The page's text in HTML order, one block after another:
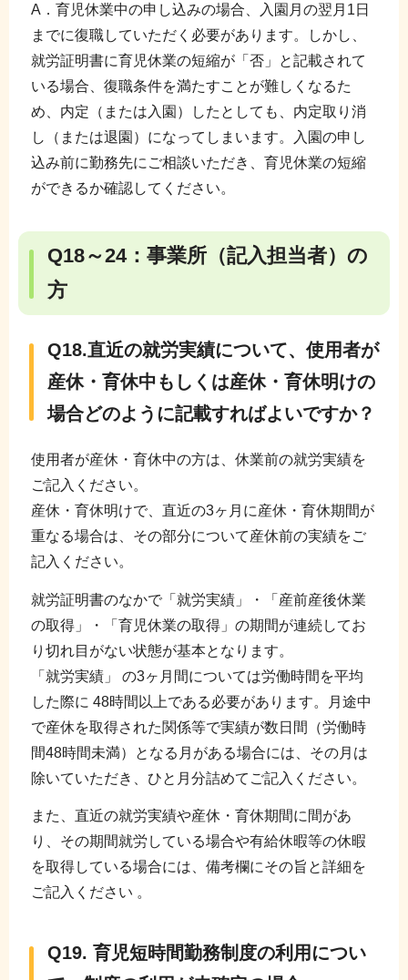
A．育児休業中の申し込みの場合、入園月の翌月1日
までに復職していただく必要があります。しかし、
就労証明書に育児休業の短縮が「否」と記載されて
いる場合、復職条件を満たすことが難しくなるた
め、内定（または入園）したとしても、内定取り消
し（または退園）になってしまいます。入園の申し
込み前に勤務先にご相談いただき、育児休業の短縮
ができるか確認してください。
Q18～24：事業所（記入担当者）の
方
Q18.直近の就労実績について、使用者が
産休・育休中もしくは産休・育休明けの
場合どのように記載すればよいですか？
使用者が産休・育休中の方は、休業前の就労実績を
ご記入ください。
産休・育休明けで、直近の3ヶ月に産休・育休期間が
重なる場合は、その部分について産休前の実績をご
記入ください。
就労証明書のなかで「就労実績」・「産前産後休業
の取得」・「育児休業の取得」の期間が連続してお
り切れ目がない状態が基本となります。
「就労実績」 の3ヶ月間については労働時間を平均
した際に 48時間以上である必要があります。月途中
で産休を取得された関係等で実績が数日間（労働時
間48時間未満）となる月がある場合には、その月は
除いていただき、ひと月分詰めてご記入ください。
また、直近の就労実績や産休・育休期間に間があ
り、その期間就労している場合や有給休暇等の休暇
を取得している場合には、備考欄にその旨と詳細を
ご記入ください 。
Q19. 育児短時間勤務制度の利用につい